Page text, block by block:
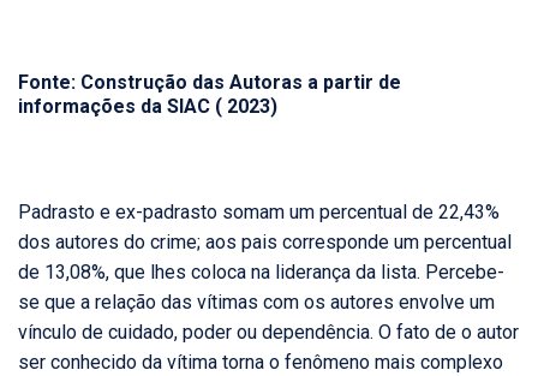
Fonte: Construção das Autoras a partir de
informações da SIAC ( 2023)
Padrasto e ex-padrasto somam um percentual de 22,43%
dos autores do crime; aos pais corresponde um percentual
de 13,08%, que lhes coloca na liderança da lista. Percebe-
se que a relação das vítimas com os autores envolve um
vínculo de cuidado, poder ou dependência. O fato de o autor
ser conhecido da vítima torna o fenômeno mais complexo